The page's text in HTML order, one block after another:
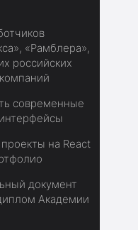
«Рамблера»,
российских
современные
на React
документ
Академии